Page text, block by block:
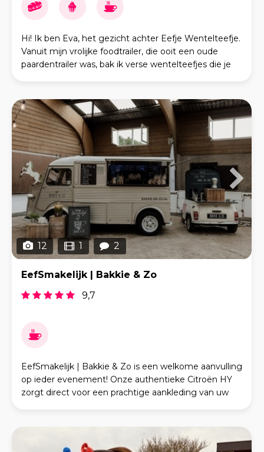
Hi! Ik ben Eva, het gezicht achter Eefje Wentelteefje.
Vanuit mijn vrolijke foodtrailer, die ooit een oude
paardentrailer was, bak ik verse wentelteefjes die je
12 1 2
EefSmakelijk | Bakkie & Zo
9,7
EefSmakelijk | Bakkie & Zo is een welkome aanvulling
op ieder evenement! Onze authentieke Citroën HY
zorgt direct voor een prachtige aankleding van uw